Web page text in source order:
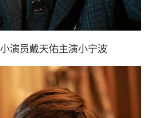
小演员戴天佑主演小宁波